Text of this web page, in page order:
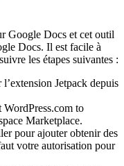
Google Docs et cet outil
Docs. Il est facile à
les étapes suivantes :
Jetpack depuis
to
Marketplace.
pour ajouter obtenir des
votre autorisation pour